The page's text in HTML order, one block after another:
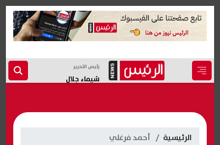
رئيس التحرير
شيماء جلال
الرئيسية أحمد فرغلي